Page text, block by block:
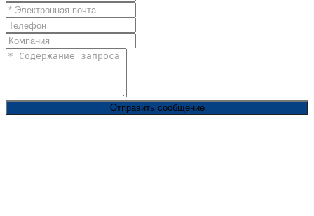
Отправить сообщение